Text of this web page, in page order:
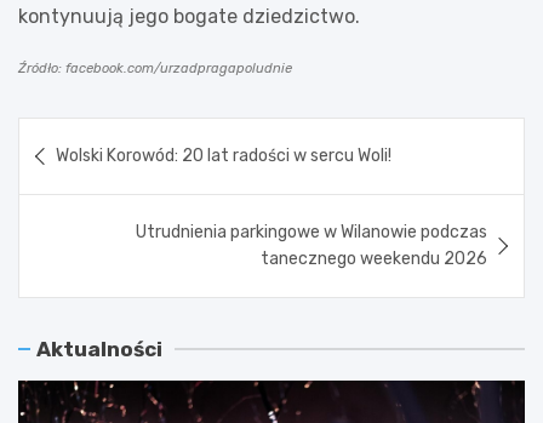
kontynuują jego bogate dziedzictwo.
Źródło: facebook.com/urzadpragapoludnie
wpisu
Wolski Korowód: 20 lat radości w sercu Woli!
Utrudnienia parkingowe w Wilanowie podczas
tanecznego weekendu 2026
Aktualności